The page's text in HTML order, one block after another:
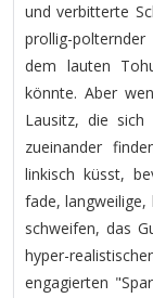
und verbitterte
prollig-
dem lauten
könnte. Aber
Lausitz, die sich
zueinander
linkisch küsst,
fade,
schweifen, das
hyper-
engagierten